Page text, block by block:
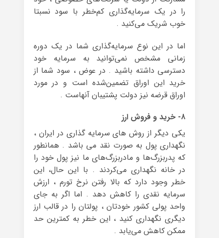
را در یک سرمایه‌گذاری کم‌خطر با سود نسبتا
خوب شریک می‌کنید .
اما در این نوع سرمایه‌گذاری شما در یک دوره
زمانی مشخص نمی‌توانید به سرمایه خود
دسترسی داشته باشید . در عوض ، سود شما از
خرید این اوراق تضمین‌شده است و در مورد
اوراق قرضه نیز دولت پشتیبان آنهاست .
۸- خرید و فروش ارز
یکی دیگر از روش های سرمایه گذاری در ایران ،
نگهداری پول به صورت نقد می باشد . همانطور
که پدربزرگ‌ها و مادربزرگ‌های ما نیز پول خود را
در خانه نگهداری می‌کردند . با این حال، این
خطر وجود دارد که بالا رفتن نرخ تورم ، ارزش
سرمایه نقدی را کاهش دهد . اما اگر به جای
واحد پولی کشور خودتان ، پولتان را در قالب ارز
دیگری نگهداری کنید ، این خطر به کمترین حد
ممکن کاهش می‌یابد .